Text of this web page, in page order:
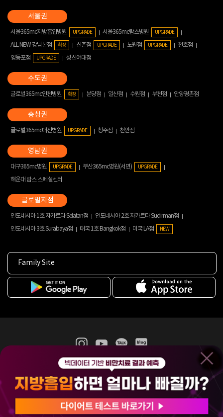
서울365mc지방흡입병원 UPGRADE 서울365mc람스병원 UPGRADE
ALL NEW 강남본점 확장 신촌점 UPGRADE 노원점 UPGRADE
천호점
영등포점
UPGRADE 성신여대점
글로벌365mc인천병원 확장 분당점 일산점 수원점 부천점 안양평촌점
글로벌365mc대전병원 UPGRADE 청주점 천안점
대구365mc병원 UPGRADE 부산365mc병원(서면) UPGRADE
해운대 람스 스페셜센터
인도네시아 1호 자카르타 Selatan점
인도네시아 2호 자카르타 Sudirman점
인도네시아 3호 Surabaya점
태국 1호 Bangkok점 미국 LA점 NEW
Family Site
365mc 병·의원 이용약관
홈페이지 이용약관
비급여진료수가
(주)365mcㅣ서울특별시 서초구 서초대로52길 7, 3~4층(서초동, 제일빌딩)
120-87-04354ㅣ김남철
COPYRIGHT(C) 2025 365mc. ALL RIGHTS RESERVED.